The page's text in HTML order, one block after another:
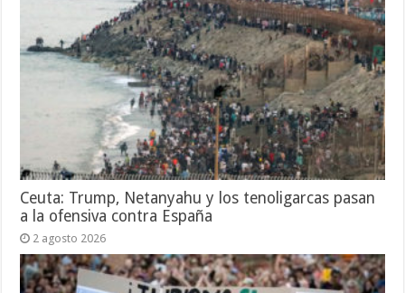
Ceuta: Trump, Netanyahu y los tenoligarcas pasan
a la ofensiva contra España
2 agosto 2026